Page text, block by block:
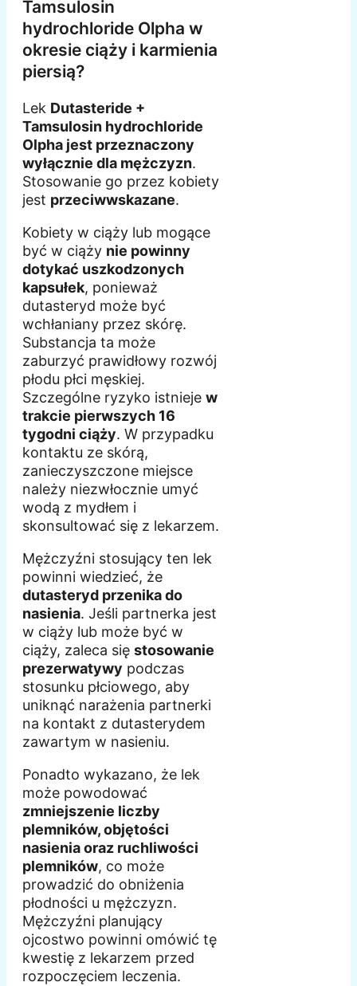
Tamsulosin
hydrochloride Olpha w
okresie ciąży i karmienia
piersią?
Lek Dutasteride +
Tamsulosin hydrochloride
Olpha jest przeznaczony
wyłącznie dla mężczyzn.
Stosowanie go przez kobiety
jest przeciwwskazane.
Kobiety w ciąży lub mogące
być w ciąży nie powinny
dotykać uszkodzonych
kapsułek, ponieważ
dutasteryd może być
wchłaniany przez skórę.
Substancja ta może
zaburzyć prawidłowy rozwój
płodu płci męskiej.
Szczególne ryzyko istnieje w
trakcie pierwszych 16
tygodni ciąży. W przypadku
kontaktu ze skórą,
zanieczyszczone miejsce
należy niezwłocznie umyć
wodą z mydłem i
skonsultować się z lekarzem.
Mężczyźni stosujący ten lek
powinni wiedzieć, że
dutasteryd przenika do
nasienia. Jeśli partnerka jest
w ciąży lub może być w
ciąży, zaleca się stosowanie
prezerwatywy podczas
stosunku płciowego, aby
uniknąć narażenia partnerki
na kontakt z dutasterydem
zawartym w nasieniu.
Ponadto wykazano, że lek
może powodować
zmniejszenie liczby
plemników, objętości
nasienia oraz ruchliwości
plemników, co może
prowadzić do obniżenia
płodności u mężczyzn.
Mężczyźni planujący
ojcostwo powinni omówić tę
kwestię z lekarzem przed
rozpoczęciem leczenia.